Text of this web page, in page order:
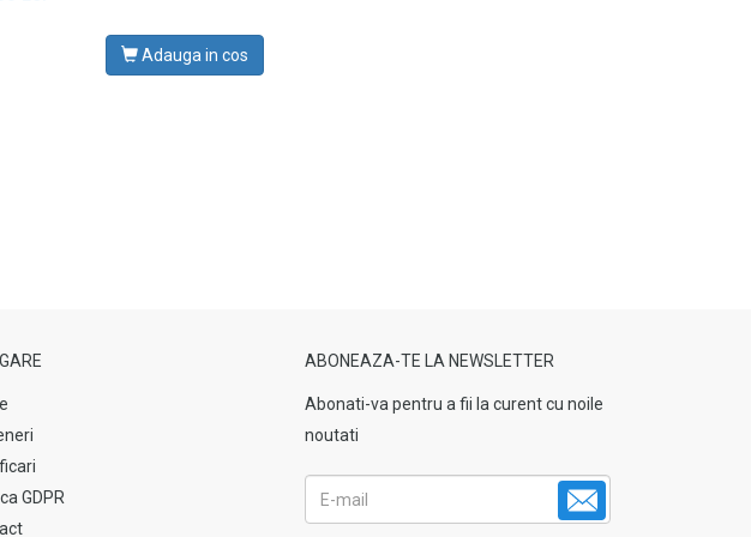
Adauga in cos
GDPR
ABONEAZA-TE LA NEWSLETTER
Abonati-va pentru a fii la curent cu noile
noutati